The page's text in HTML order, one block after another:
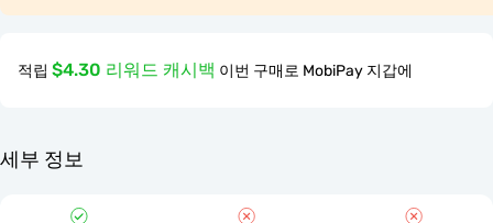
적립 $4.30 리워드 캐시백 이번 구매로 MobiPay 지갑에
세부 정보